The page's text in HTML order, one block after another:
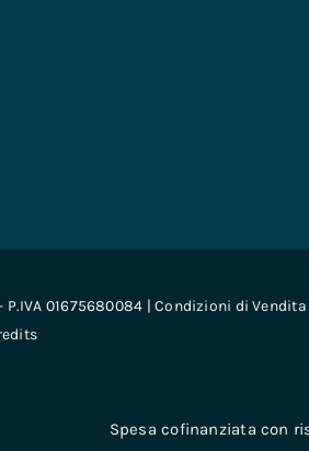
P.IVA 01675680084 |Condizioni di Vendita
Spesa cofinanziata con